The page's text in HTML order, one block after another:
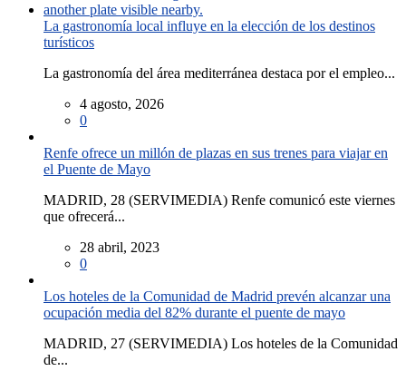
La gastronomía local influye en la elección de los destinos
turísticos
La gastronomía del área mediterránea destaca por el empleo...
4 agosto, 2026
0
Renfe ofrece un millón de plazas en sus trenes para viajar en
el Puente de Mayo
MADRID, 28 (SERVIMEDIA) Renfe comunicó este viernes
que ofrecerá...
28 abril, 2023
0
Los hoteles de la Comunidad de Madrid prevén alcanzar una
ocupación media del 82% durante el puente de mayo
MADRID, 27 (SERVIMEDIA) Los hoteles de la Comunidad
de...